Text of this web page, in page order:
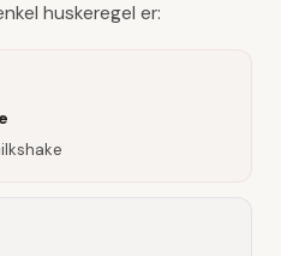
huskeregel er: